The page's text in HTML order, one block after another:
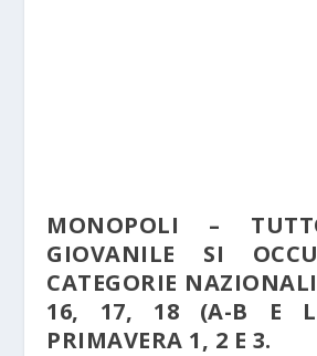
MONOPOLI –
GIOVANILE SI
CATEGORIE
16, 17, 18 (A-B E
PRIMAVERA 1, 2 E 3.